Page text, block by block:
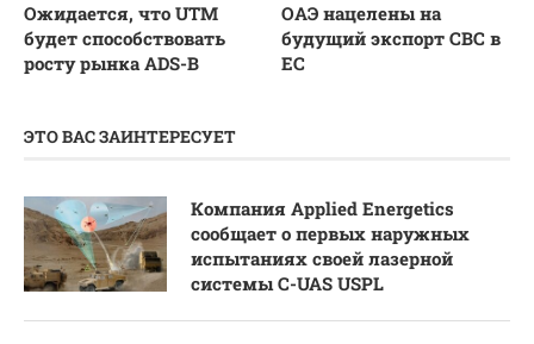
Ожидается, что UTM
будет способствовать
росту рынка ADS-B
ОАЭ нацелены на
будущий экспорт СВС в
ЕС
ЭТО ВАС ЗАИНТЕРЕСУЕТ
Компания Applied Energetics
сообщает о первых наружных
испытаниях своей лазерной
системы C-UAS USPL